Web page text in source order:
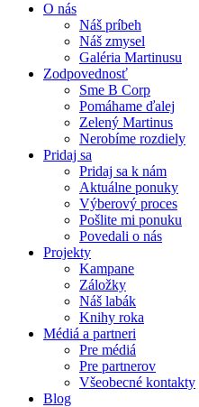
O nás
Náš príbeh
Náš zmysel
Galéria Martinusu
Zodpovednosť
Sme B Corp
Pomáhame ďalej
Zelený Martinus
Nerobíme rozdiely
Pridaj sa
Pridaj sa k nám
Aktuálne ponuky
Výberový proces
Pošlite mi ponuku
Povedali o nás
Projekty
Kampane
Záložky
Náš labák
Knihy roka
Médiá a partneri
Pre médiá
Pre partnerov
Všeobecné kontakty
Blog